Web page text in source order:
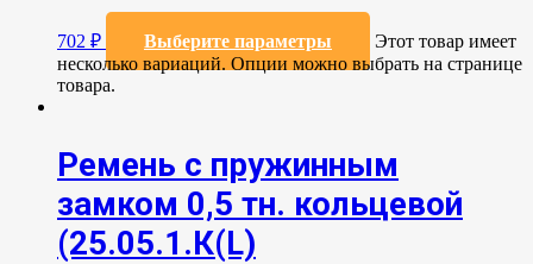
702 ₽ Выберите параметры
Этот товар имеет
несколько вариаций. Опции можно выбрать на странице
товара.
Ремень с пружинным
замком 0,5 тн. кольцевой
(25.05.1.К(L)